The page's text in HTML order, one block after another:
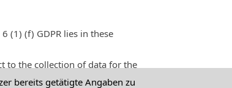
bereits getätigte Angaben zu
(1) (f) GDPR lies in these
to the collection of data for the